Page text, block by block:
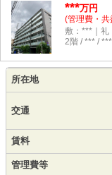
***万円
(管理費・
敷：***｜礼
2階 / *** / ***
所在地
交通
賃料
管理費等